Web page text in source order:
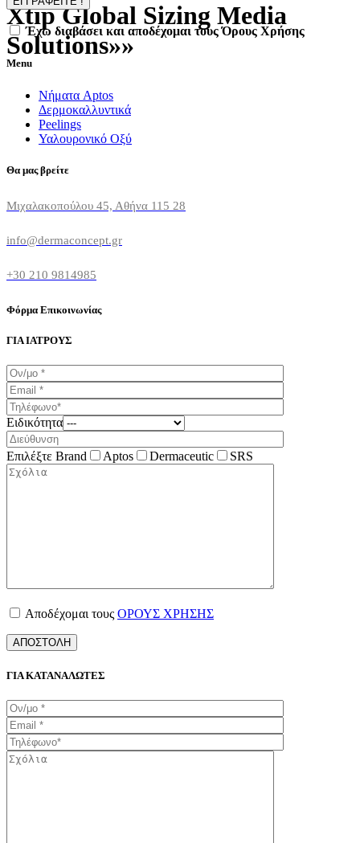
Xtip Global Sizing Media
Solutions»»
Έχω διαβάσει και αποδέχομαι τους Όρους Χρήσης
Menu
Νήματα Aptos
Δερμοκαλλυντικά
Peelings
Υαλουρονικό Οξύ
Θα μας βρείτε
Μιχαλακοπούλου 45, Αθήνα 115 28
info@dermaconcept.gr
+30 210 9814985
Φόρμα Επικοινωνίας
ΓΙΑ ΙΑΤΡΟΥΣ
Ειδικότητα
Επιλέξτε Brand Aptos Dermaceutic SRS
Αποδέχομαι τους ΟΡΟΥΣ ΧΡΗΣΗΣ
ΓΙΑ ΚΑΤΑΝΑΛΩΤΕΣ